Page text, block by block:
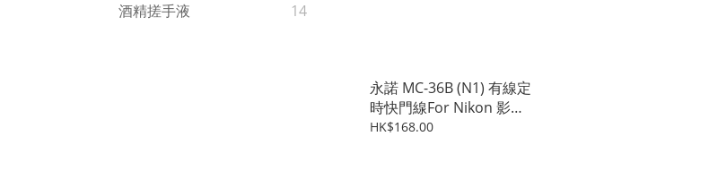
酒精搓手液
14
永諾 MC-36B (N1) 有線定
時快門線For Nikon 影星
流跡/縮時拍攝必備!!
HK$168.00